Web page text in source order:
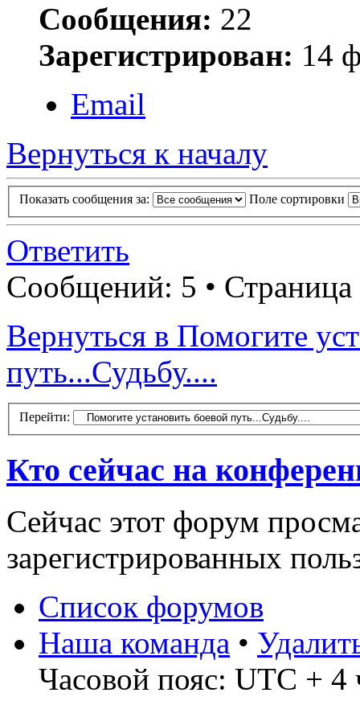
Сообщения: 22
Зарегистрирован: 14
Email
Вернуться к началу
Показать сообщения за: Поле сортировки
Ответить
Сообщений: 5 • Страница
Вернуться в Помогите
путь...Судьбу....
Перейти:
Кто сейчас на
Сейчас этот форум
зарегистрированных
Список форумов
Наша команда •
Часовой пояс: UTC + 4